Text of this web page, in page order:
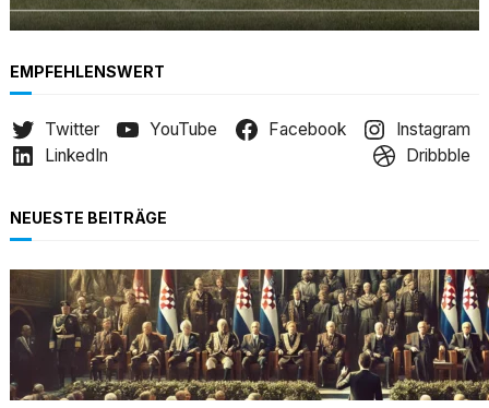
EMPFEHLENSWERT
Twitter YouTube Facebook
Instagram
LinkedIn
Dribbble
NEUESTE BEITRÄGE